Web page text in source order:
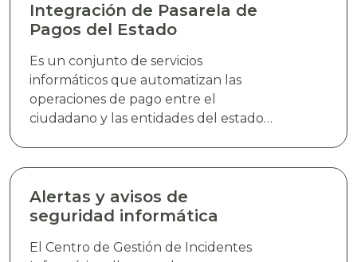
prácticas de identificación y respuesta
a amenazas cibernética, mediante
formatos presencial y virtual.
Integración de Pasarela de
Pagos del Estado
Es un conjunto de servicios
informáticos que automatizan las
operaciones de pago entre el
ciudadano y las entidades del estado
pagos en línea, quitando con ello el
requisito tradicional de una boleta de
realizar filas en las entidades bancarias
Alertas y avisos de
seguridad informática
El Centro de Gestión de Incidentes